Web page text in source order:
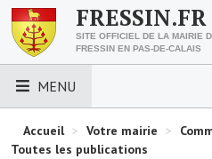
FRESSIN.FR
SITE OFFICIEL DE LA MAIRIE
FRESSIN EN PAS-DE-CALAIS
MENU
LES ESSENTIELS
Accueil > Votre mairie >
Toutes les publications